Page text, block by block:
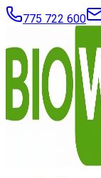
775 722 600